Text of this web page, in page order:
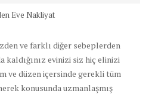
Eve Nakliyat
ve farklı diğer sebeplerden
kaldığınız evinizi siz hiç elinizi
ve düzen içersinde gerekli tüm
konusunda uzmanlaşmış